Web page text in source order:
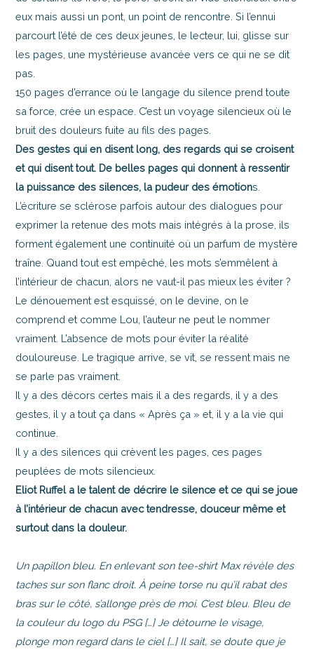
eux mais aussi un pont, un point de rencontre. Si l’ennui
parcourt l’été de ces deux jeunes, le lecteur, lui, glisse sur
les pages, une mystérieuse avancée vers ce qui ne se dit
pas.
150 pages d’errance où le langage du silence prend toute
sa force, crée un espace. C’est un voyage silencieux où le
bruit des douleurs fuite au fils des pages.
Des gestes qui en disent long, des regards qui se croisent
et qui disent tout. De belles pages qui donnent à ressentir
la puissance des silences, la pudeur des émotions.
L’écriture se sclérose parfois autour des dialogues pour
exprimer la retenue des mots mais intégrés à la prose, ils
forment également une continuité où un parfum de mystère
traîne. Quand tout est empêché, les mots s’emmêlent à
l’intérieur de chacun, alors ne vaut-il pas mieux les éviter ?
Le dénouement est esquissé, on le devine, on le
comprend et comme Lou, l’auteur ne peut le nommer
vraiment. L’absence de mots pour éviter la réalité
douloureuse. Le tragique arrive, se vit, se ressent mais ne
se parle pas vraiment.
Il y a des décors certes mais il a des regards, il y a des
gestes, il y a tout ça dans « Après ça » et, il y a la vie qui
continue.
Il y a des silences qui crèvent les pages, ces pages
peuplées de mots silencieux.
Eliot Ruffel a le talent de décrire le silence et ce qui se joue
à l’intérieur de chacun avec tendresse, douceur même et
surtout dans la douleur.
Un papillon bleu. En enlevant son tee-shirt Max révèle des
taches sur son flanc droit. À peine torse nu qu’il rabat des
bras sur le côté, s’allonge près de moi. C’est bleu. Bleu de
la couleur du logo du PSG […] Je détourne le visage,
plonge mon regard dans le ciel […] Il sait, se doute que je